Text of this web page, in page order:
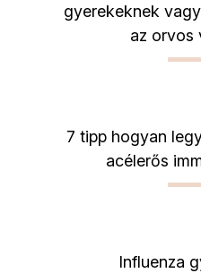
gyerekeknek
az orvos
7 tipp hogyan
acélerős
Influenza